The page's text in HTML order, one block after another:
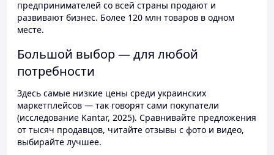
предпринимателей со всей страны продают и
развивают бизнес. Более 120 млн товаров в одном
месте.
Большой выбор — для любой
потребности
Здесь самые низкие цены среди украинских
маркетплейсов — так говорят сами покупатели
(исследование Kantar, 2025). Сравнивайте предложения
от тысяч продавцов, читайте отзывы с фото и видео,
выбирайте лучшее.